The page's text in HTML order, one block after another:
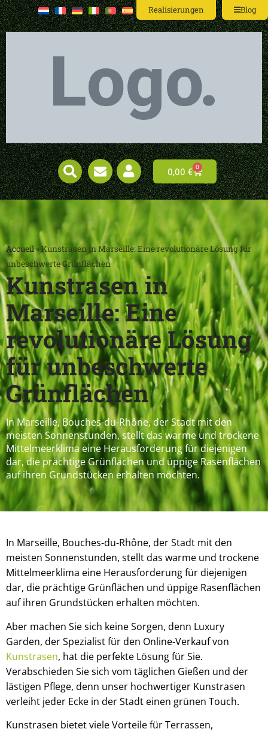
Realisierungen Blog
0,00 € 0
Accueil»Kunstrasen in Marseille: Eine revolutionäre Lösung für
unbeschwerte Grünflächen
Kunstrasen in
Marseille: Eine
revolutionäre Lösung
für unbeschwerte
Grünflächen
In Marseille, Bouches-du-Rhône, der Stadt mit den
meisten Sonnenstunden, stellt das warme und trockene
Mittelmeerklima eine Herausforderung für diejenigen
dar, die prächtige Grünflächen und üppige Rasenflächen
auf ihren Grundstücken erhalten möchten.
In Marseille, Bouches-du-Rhône, der Stadt mit den
meisten Sonnenstunden, stellt das warme und trockene
Mittelmeerklima eine Herausforderung für diejenigen
dar, die prächtige Grünflächen und üppige Rasenflächen
auf ihren Grundstücken erhalten möchten.
Aber machen Sie sich keine Sorgen, denn Luxury
Garden, der Spezialist für den Online-Verkauf von
Kunstrasen, hat die perfekte Lösung für Sie.
Verabschieden Sie sich vom täglichen Gießen und der
lästigen Pflege, denn unser hochwertiger Kunstrasen
verleiht jeder Ecke in der Stadt einen grünen Touch.
Kunstrasen bietet viele Vorteile für Terrassen,